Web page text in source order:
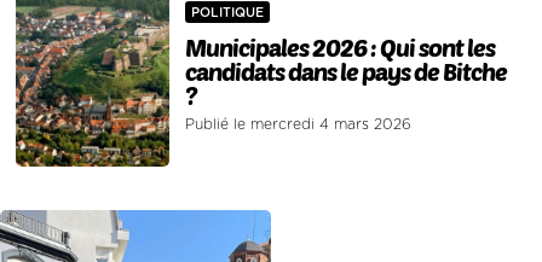
POLITIQUE
Municipales 2026 : Qui sont les
candidats dans le pays de Bitche
?
Publié le mercredi 4 mars 2026